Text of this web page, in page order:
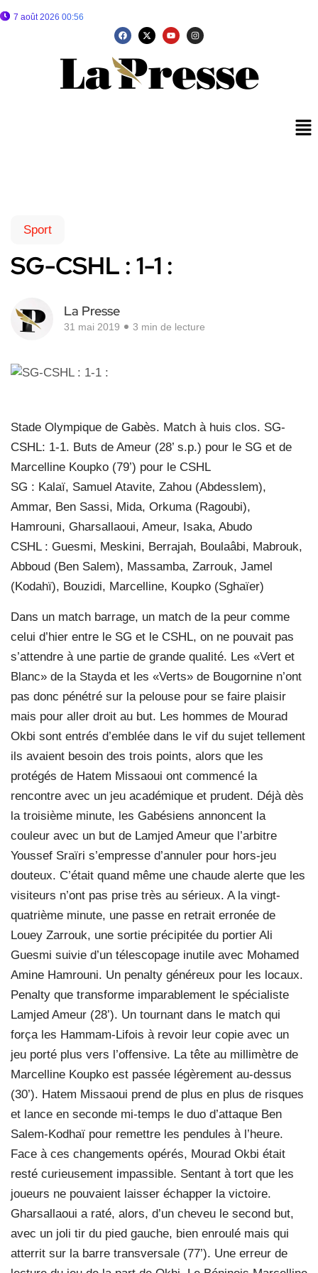
7 août 2026 00:56
Sport
SG-CSHL : 1-1 :
La Presse
31 mai 2019 3 min de lecture
Stade Olympique de Gabès. Match à huis clos. SG-
CSHL: 1-1. Buts de Ameur (28’ s.p.) pour le SG et de
Marcelline Koupko (79’) pour le CSHL
SG : Kalaï, Samuel Atavite, Zahou (Abdesslem),
Ammar, Ben Sassi, Mida, Orkuma (Ragoubi),
Hamrouni, Gharsallaoui, Ameur, Isaka, Abudo
CSHL : Guesmi, Meskini, Berrajah, Boulaâbi, Mabrouk,
Abboud (Ben Salem), Massamba, Zarrouk, Jamel
(Kodahï), Bouzidi, Marcelline, Koupko (Sghaïer)
Dans un match barrage, un match de la peur comme
celui d’hier entre le SG et le CSHL, on ne pouvait pas
s’attendre à une partie de grande qualité. Les «Vert et
Blanc» de la Stayda et les «Verts» de Bougornine n’ont
pas donc pénétré sur la pelouse pour se faire plaisir
mais pour aller droit au but. Les hommes de Mourad
Okbi sont entrés d’emblée dans le vif du sujet tellement
ils avaient besoin des trois points, alors que les
protégés de Hatem Missaoui ont commencé la
rencontre avec un jeu académique et prudent. Déjà dès
la troisième minute, les Gabésiens annoncent la
couleur avec un but de Lamjed Ameur que l’arbitre
Youssef Sraïri s’empresse d’annuler pour hors-jeu
douteux. C’était quand même une chaude alerte que les
visiteurs n’ont pas prise très au sérieux. A la vingt-
quatrième minute, une passe en retrait erronée de
Louey Zarrouk, une sortie précipitée du portier Ali
Guesmi suivie d’un télescopage inutile avec Mohamed
Amine Hamrouni. Un penalty généreux pour les locaux.
Penalty que transforme imparablement le spécialiste
Lamjed Ameur (28’). Un tournant dans le match qui
força les Hammam-Lifois à revoir leur copie avec un
jeu porté plus vers l’offensive. La tête au millimètre de
Marcelline Koupko est passée légèrement au-dessus
(30’). Hatem Missaoui prend de plus en plus de risques
et lance en seconde mi-temps le duo d’attaque Ben
Salem-Kodhaï pour remettre les pendules à l’heure.
Face à ces changements opérés, Mourad Okbi était
resté curieusement impassible. Sentant à tort que les
joueurs ne pouvaient laisser échapper la victoire.
Gharsallaoui a raté, alors, d’un cheveu le second but,
avec un joli tir du pied gauche, bien enroulé mais qui
atterrit sur la barre transversale (77’). Une erreur de